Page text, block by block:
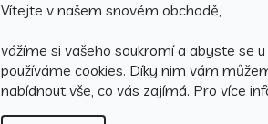
Vítejte v našem snovém obchodě,
vážíme si vašeho soukromí a abyste se
používáme cookies. Díky nim vám
nabídnout vše, co vás zajímá. Pro více